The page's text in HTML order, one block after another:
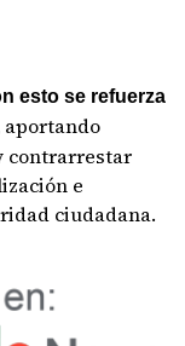
esto se refuerza
aportando
contrarrestar
e
ciudadana.